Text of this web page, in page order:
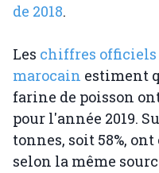
de 2018.
Les chiffres officiels
marocain estiment
farine de poisson
pour l'année 2019.
tonnes, soit 58%,
selon la même